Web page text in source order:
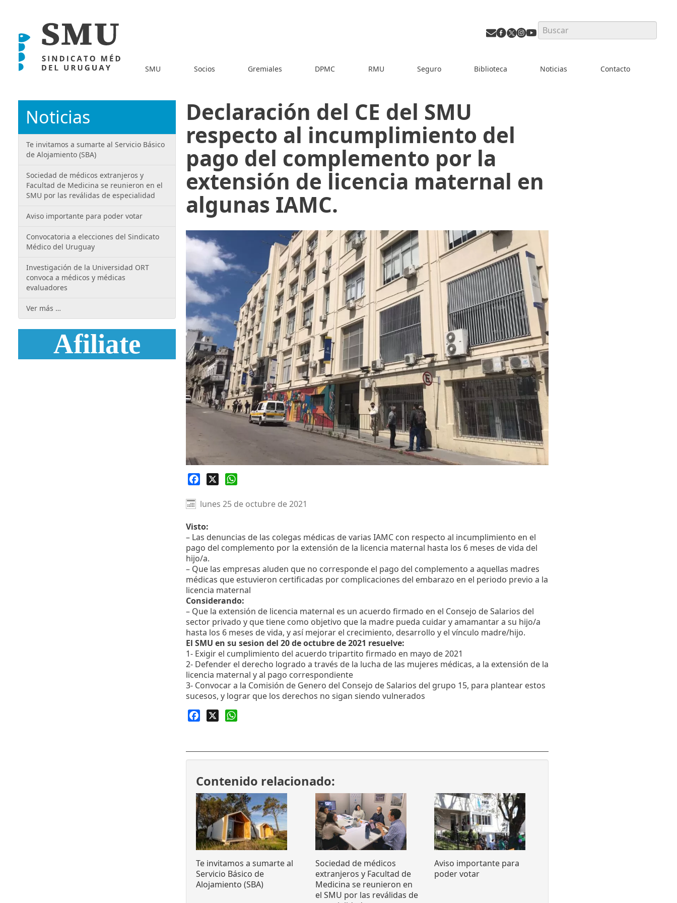
Search
SMU Socios Gremiales DPMC RMU Seguro Biblioteca Noticias Contacto
Declaración del CE del SMU
respecto al incumplimiento del
pago del complemento por la
extensión de licencia maternal en
algunas IAMC.
Facebook
lunes 25 de octubre de 2021
Visto:
– Las denuncias de las colegas médicas de varias IAMC con respecto al incumplimiento en el
pago del complemento por la extensión de la licencia maternal hasta los 6 meses de vida del
hijo/a.
– Que las empresas aluden que no corresponde el pago del complemento a aquellas madres
médicas que estuvieron certificadas por complicaciones del embarazo en el periodo previo a la
licencia maternal
Considerando:
– Que la extensión de licencia maternal es un acuerdo firmado en el Consejo de Salarios del
sector privado y que tiene como objetivo que la madre pueda cuidar y amamantar a su hijo/a
hasta los 6 meses de vida, y así mejorar el crecimiento, desarrollo y el vínculo madre/hijo.
El SMU en su sesion del 20 de octubre de 2021 resuelve:
1- Exigir el cumplimiento del acuerdo tripartito firmado en mayo de 2021
2- Defender el derecho logrado a través de la lucha de las mujeres médicas, a la extensión de la
licencia maternal y al pago correspondiente
3- Convocar a la Comisión de Genero del Consejo de Salarios del grupo 15, para plantear estos
sucesos, y lograr que los derechos no sigan siendo vulnerados
Facebook
Contenido relacionado:
Te invitamos a sumarte al
Servicio Básico de
Alojamiento (SBA)
Sociedad de médicos
extranjeros y Facultad de
Medicina se reunieron en
el SMU por las reválidas de
Aviso importante para
poder votar
Noticias
Te invitamos a sumarte al Servicio Básico
de Alojamiento (SBA)
Sociedad de médicos extranjeros y
Facultad de Medicina se reunieron en el
SMU por las reválidas de especialidad
Aviso importante para poder votar
Convocatoria a elecciones del Sindicato
Médico del Uruguay
Investigación de la Universidad ORT
convoca a médicos y médicas
evaluadores
Ver más …
Afiliate